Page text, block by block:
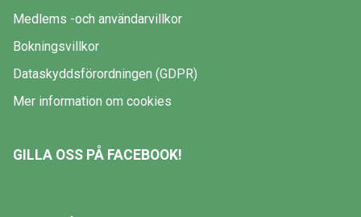
Medlems -och användarvillkor
Bokningsvillkor
Dataskyddsförordningen (GDPR)
Mer information om cookies
GILLA OSS PÅ FACEBOOK!